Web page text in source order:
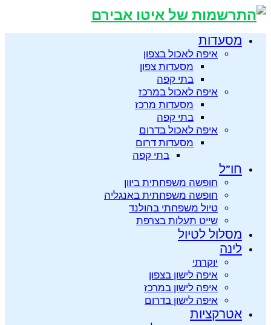
מסעדות
איפה לאכול בצפון
מסעדות צפון
בתי קפה
איפה לאכול במרכז
מסעדות מרכז
בתי קפה
איפה לאכול בדרום
מסעדות דרום
בתי קפה
חו”ל
חופשה משפחתית ביוון
חופשה משפחתית באנגליה
טיול משפחתי בהולנד
שייט תעלות בצרפת
מסלול לטיול
לינה
יוקרתי
איפה לישון בצפון
איפה לישון במרכז
איפה לישון בדרום
אטרקציות